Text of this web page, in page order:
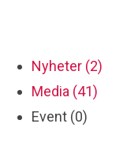
Nyheter (2)
Media (41)
Event (0)